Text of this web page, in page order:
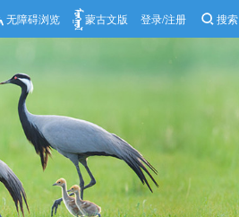
无障碍浏览 蒙古文版 登录/注册 搜索